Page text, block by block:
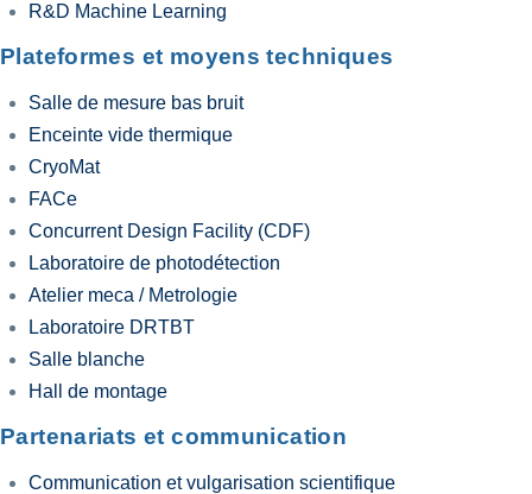
R&D Machine Learning
Plateformes et moyens techniques
Salle de mesure bas bruit
Enceinte vide thermique
CryoMat
FACe
Concurrent Design Facility (CDF)
Laboratoire de photodétection
Atelier meca / Metrologie
Laboratoire DRTBT
Salle blanche
Hall de montage
Partenariats et communication
Communication et vulgarisation scientifique